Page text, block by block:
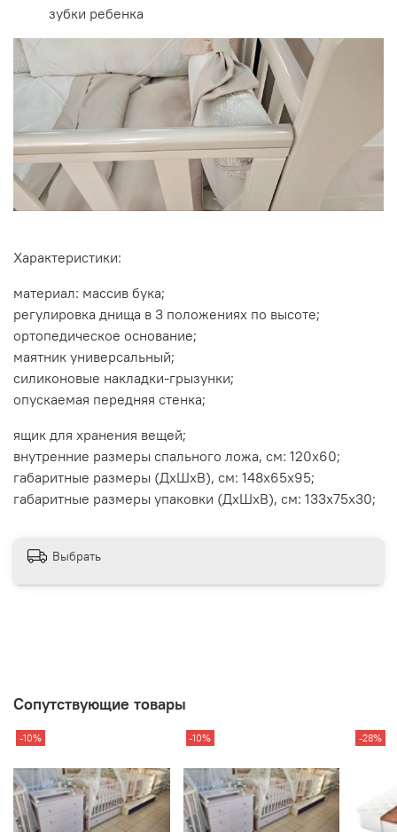
зубки ребенка
Характеристики:
материал: массив бука;
регулировка днища в 3 положениях по высоте;
ортопедическое основание;
маятник универсальный;
силиконовые накладки-грызунки;
опускаемая передняя стенка;
ящик для хранения вещей;
внутренние размеры спального ложа, см: 120х60;
габаритные размеры (ДхШхВ), см: 148х65х95;
габаритные размеры упаковки (ДхШхВ), см: 133х75х30;
Выбрать
Сопутствующие товары
-10% -10% -28%